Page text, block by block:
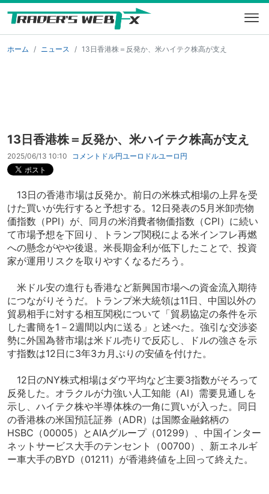
ホーム ニュース 13日香港株＝反発か、米ハイテク株高が支え
13日香港株＝反発か、米ハイテク株高が支え
2025/06/13 10:10 コメント ドル円ユーロドルユーロ円
13日の香港市場は反発か。前日の米株式相場の上昇を受
けた買いが先行すると予想する。12日発表の5月米卸売物
価指数（PPI）が、同月の米消費者物価指数（CPI）に続い
て市場予想を下回り、トランプ関税による米インフレ再燃
への懸念がやや後退。米長期金利が低下したことで、投資
家が運用リスクを取りやすくなるだろう。
米ドル安の進行も香港など新興国市場への資金流入期待
につながりそうだ。トランプ米大統領は11日、中国以外の
貿易相手に対する相互関税について「貿易協定の条件を示
した書簡を1－2週間以内に送る」と述べた。強引な交渉姿
勢に外国為替市場は米ドル売りで反応し、ドルの強さを示
す指数は12日に3年3カ月ぶりの安値を付けた。
12日のNY株式相場はダウ平均など主要3指数がそろって
反発した。オラクルが力強い人工知能（AI）需要見通しを
示し、ハイテク株や半導体株の一角に買いが入った。同日
の香港株の米国預託証券（ADR）は国際金融銘柄の
HSBC（00005）とAIAグループ（01299）、中国インター
ネットサービス大手のテンセント（00700）、新エネルギ
ー車大手のBYD（01211）が香港終値を上回って終えた。